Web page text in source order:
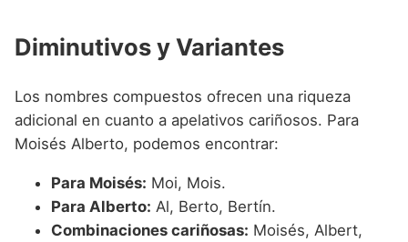
Diminutivos y Variantes
Los nombres compuestos ofrecen una riqueza
adicional en cuanto a apelativos cariñosos. Para
Moisés Alberto, podemos encontrar:
Para Moisés: Moi, Mois.
Para Alberto: Al, Berto, Bertín.
Combinaciones cariñosas: Moisés, Albert,